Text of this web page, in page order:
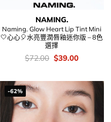
NAMING.
Naming. Glow Heart Lip Tint Mini
🤍心心🎈水亮豐潤唇釉迷你版 – 8色
選擇
價
$72.00 Original
$72.00.
$39.00Current
$39.00.
-62%